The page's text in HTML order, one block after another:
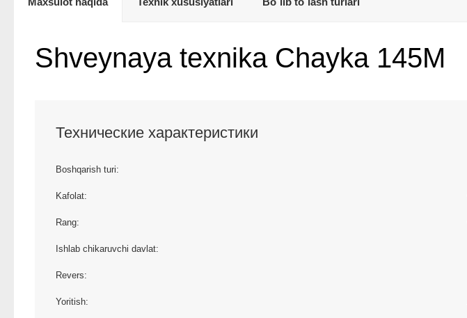
Shveynaya texnika Chayka 145М
Технические характеристики
Boshqarish turi:
Kafolat:
Rang:
Ishlab chikaruvchi davlat:
Revers:
Yoritish: